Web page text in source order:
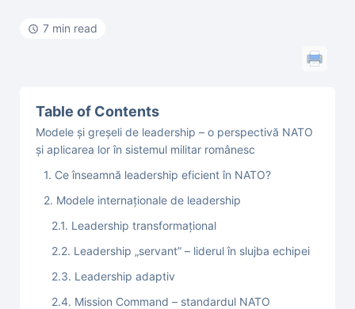
7 min read
Table of Contents
Modele și greșeli de leadership – o perspectivă NATO
și aplicarea lor în sistemul militar românesc
1. Ce înseamnă leadership eficient în NATO?
2. Modele internaționale de leadership
2.1. Leadership transformațional
2.2. Leadership „servant” – liderul în slujba echipei
2.3. Leadership adaptiv
2.4. Mission Command – standardul NATO